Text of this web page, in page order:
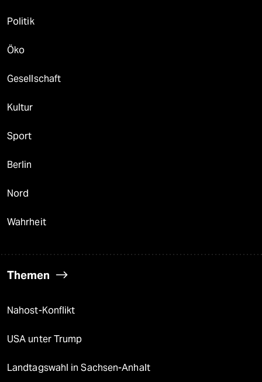
Politik
Öko
Gesellschaft
Kultur
Sport
Berlin
Nord
Wahrheit
Themen
Nahost-Konflikt
USA unter Trump
Landtagswahl in Sachsen-Anhalt